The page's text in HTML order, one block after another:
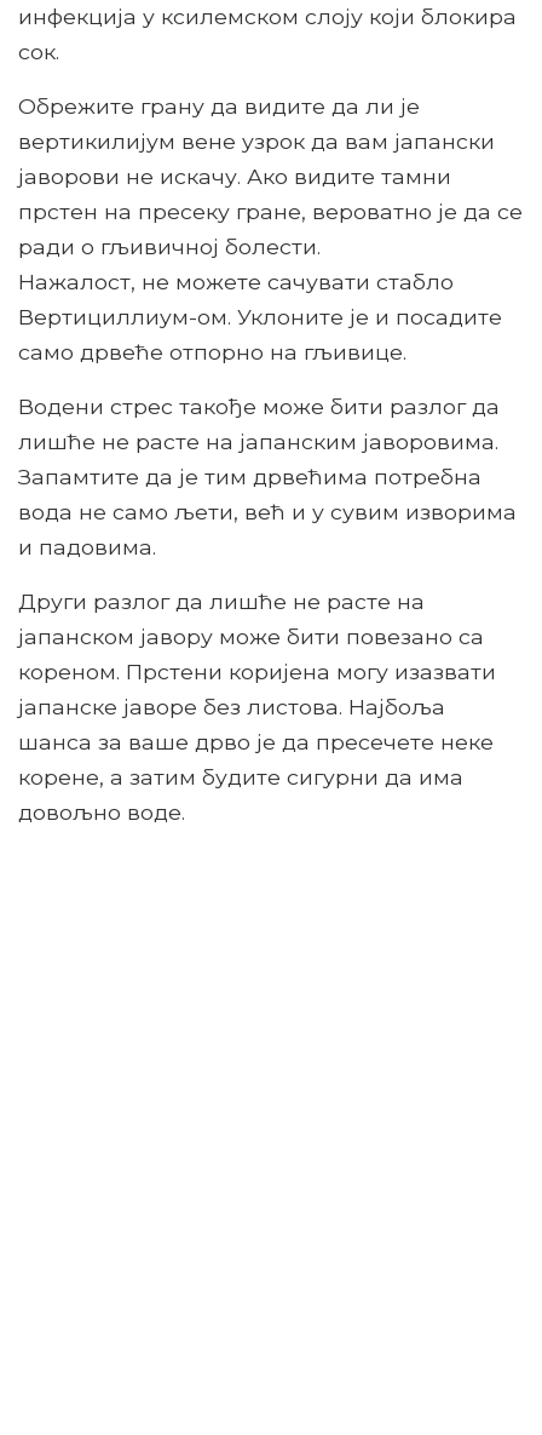
инфекција у ксилемском слоју који блокира
сок.
Обрежите грану да видите да ли је
вертикилијум вене узрок да вам јапански
јаворови не искачу. Ако видите тамни
прстен на пресеку гране, вероватно је да се
ради о гљивичној болести.
Нажалост, не можете сачувати стабло
Вертициллиум-ом. Уклоните је и посадите
само дрвеће отпорно на гљивице.
Водени стрес такође може бити разлог да
лишће не расте на јапанским јаворовима.
Запамтите да је тим дрвећима потребна
вода не само љети, већ и у сувим изворима
и падовима.
Други разлог да лишће не расте на
јапанском јавору може бити повезано са
кореном. Прстени коријена могу изазвати
јапанске јаворе без листова. Најбоља
шанса за ваше дрво је да пресечете неке
корене, а затим будите сигурни да има
довољно воде.